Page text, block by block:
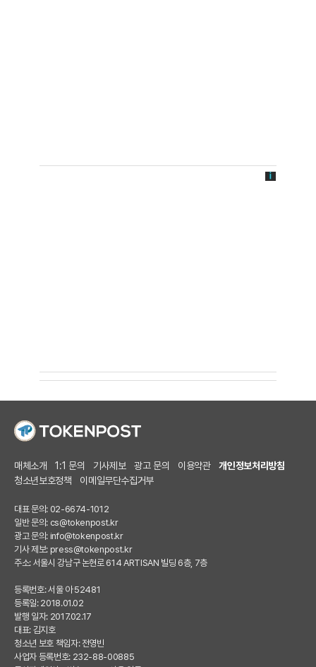
매체소개 1:1 문의 기사제보 광고 문의 이용약관
개인정보처리방침
청소년보호정책
이메일무단수집거부
대표 문의: 02-6674-1012
일반 문의: cs@tokenpost.kr
광고 문의: info@tokenpost.kr
기사 제보: press@tokenpost.kr
주소: 서울시 강남구 논현로 614 ARTISAN 빌딩 6층, 7층
등록번호: 서울 아 52481
등록일: 2018.01.02
발행 일자: 2017.02.17
대표: 김지호
청소년 보호 책임자: 전영빈
사업자 등록번호: 232-88-00885